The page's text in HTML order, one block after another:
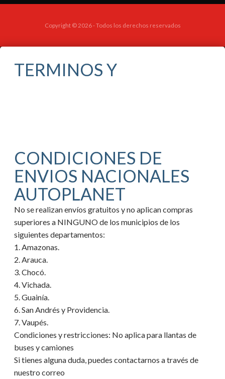
Copyright © 2026 - Todos los derechos reservados
TERMINOS Y
CONDICIONES DE
ENVIOS NACIONALES
AUTOPLANET
No se realizan envíos gratuitos y no aplican compras
superiores a NINGUNO de los municipios de los
siguientes departamentos:
1. Amazonas.
2. Arauca.
3. Chocó.
4. Vichada.
5. Guainía.
6. San Andrés y Providencia.
7. Vaupés.
Condiciones y restricciones: No aplica para llantas de
buses y camiones
Si tienes alguna duda, puedes contactarnos a través de
nuestro correo